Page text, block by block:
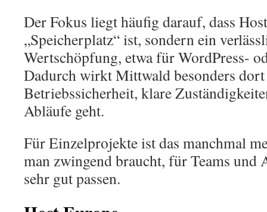
Der Fokus liegt häufig darauf, dass
„Speicherplatz“ ist, sondern ein
Wertschöpfung, etwa für WordPress-
Dadurch wirkt Mittwald besonders dort
Betriebssicherheit, klare
Abläufe geht.
Für Einzelprojekte ist das manchmal
man zwingend braucht, für Teams und
sehr gut passen.